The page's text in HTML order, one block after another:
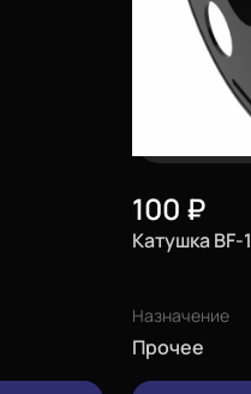
100 ₽
Катушка BF-1
Назначение
Прочее